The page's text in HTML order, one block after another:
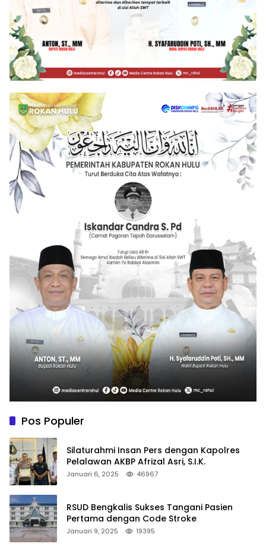
Pos Populer
Silaturahmi Insan Pers dengan Kapolres
Pelalawan AKBP Afrizal Asri, S.I.K.
Januari 6, 2025 46967
RSUD Bengkalis Sukses Tangani Pasien
Pertama dengan Code Stroke
Januari 9, 2025 19395